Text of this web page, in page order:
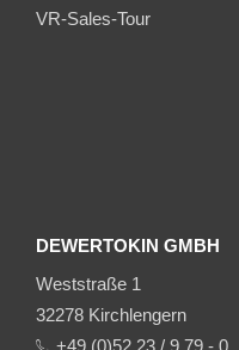
VR-Sales-Tour
DEWERTOKIN GMBH
Weststraße 1
32278 Kirchlengern